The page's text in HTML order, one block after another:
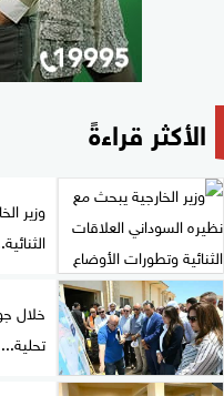
الأكثر قراءةً
وزير
خلال
تحلية...